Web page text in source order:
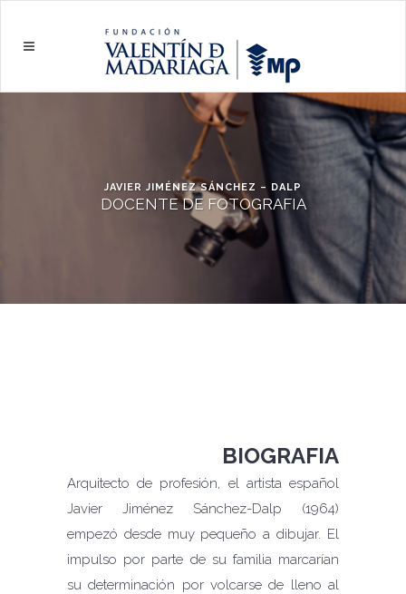
JAVIER JIMÉNEZ SÁNCHEZ – DALP
DOCENTE DE FOTOGRAFIA
BIOGRAFIA
Arquitecto de profesión, el artista español
Javier Jiménez Sánchez-Dalp (1964)
empezó desde muy pequeño a dibujar. El
impulso por parte de su familia marcarían
su determinación por volcarse de lleno al